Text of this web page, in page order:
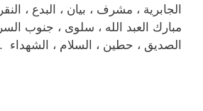
الجابرية ، مشرف ، بيان ، البدع ،
مبارك العبد الله ، سلوى ، جنوب
الصديق ، حطين ، السلام ، الشهداء .